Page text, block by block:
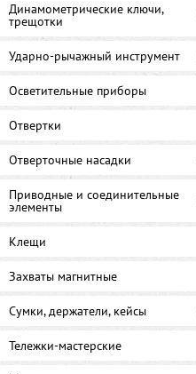
Динамометрические ключи,
трещотки
Ударно-рычажный инструмент
Осветительные приборы
Отвертки
Отверточные насадки
Приводные и соединительные
элементы
Клещи
Захваты магнитные
Сумки, держатели, кейсы
Тележки-мастерские